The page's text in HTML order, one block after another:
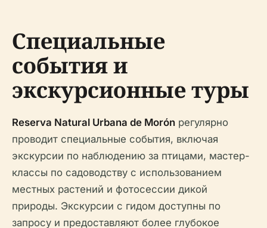
Специальные
события и
экскурсионные туры
Reserva Natural Urbana de Morón регулярно
проводит специальные события, включая
экскурсии по наблюдению за птицами, мастер-
классы по садоводству с использованием
местных растений и фотосессии дикой
природы. Экскурсии с гидом доступны по
запросу и предоставляют более глубокое